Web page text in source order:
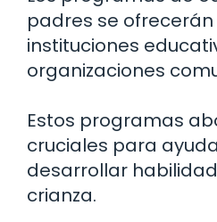
padres se
instituciones
organizaciones
Estos programas
cruciales para
desarrollar
crianza.